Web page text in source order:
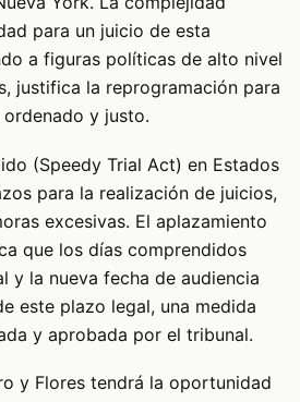
para un juicio de esta
a figuras políticas de alto nivel
justifica la reprogramación para
y justo.
(Speedy Trial Act) en Estados
para la realización de juicios,
excesivas. El aplazamiento
que los días comprendidos
y la nueva fecha de audiencia
este plazo legal, una medida
y aprobada por el tribunal.
y Flores tendrá la oportunidad